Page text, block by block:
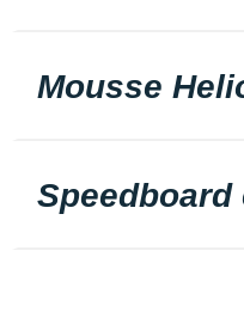
Mousse
Speedboard